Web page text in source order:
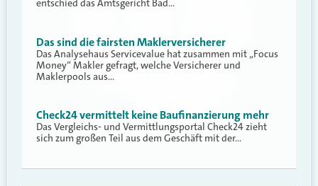
entschied das Amtsgericht Bad…
Das sind die fairsten Maklerversicherer
Das Analysehaus Servicevalue hat zusammen mit „Focus
Money“ Makler gefragt, welche Versicherer und
Maklerpools aus…
Check24 vermittelt keine Baufinanzierung mehr
Das Vergleichs- und Vermittlungsportal Check24 zieht
sich zum großen Teil aus dem Geschäft mit der…